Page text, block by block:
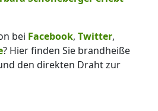
bei Facebook, Twitter,
? Hier finden Sie brandheiße
den direkten Draht zur